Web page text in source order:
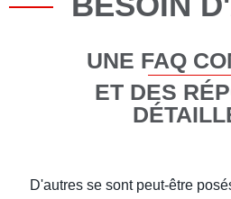
UNE FAQ
ET DES
D'autres se sont peut-être